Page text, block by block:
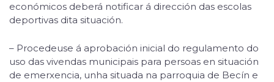
económicos deberá notificar á dirección das escolas
deportivas dita situación.
– Procedeuse á aprobación inicial do regulamento do
uso das vivendas municipais para persoas en situación
de emerxencia, unha situada na parroquia de Becín e